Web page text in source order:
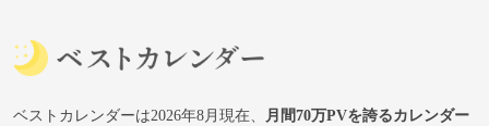
ベストカレンダーは2026年8月現在、
月間70万PVを誇るカレンダー